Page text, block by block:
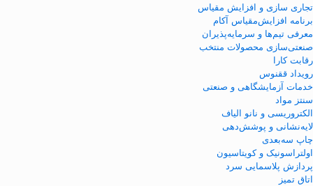
تجاری سازی و افزایش مقیاس
برنامه افزایش‌مقیاس آکام
معرفی تیم‌ها و سرمایه‌پذیران
صنعتی‌سازی محصولات منتخب
رقابت کارا
رویداد ققنوس
خدمات آزمایشگاهی و صنعتی
سنتز مواد
الکتروریسی و نانو الیاف
لایه‌نشانی و پوشش‌دهی
چاپ سه‌بعدی
اولتراسونیک و کویتاسیون
پردازش پلاسمایی سرد
اتاق تمیز